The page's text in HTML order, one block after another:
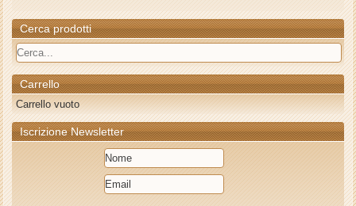
Cerca prodotti
Carrello
Carrello vuoto
Iscrizione Newsletter